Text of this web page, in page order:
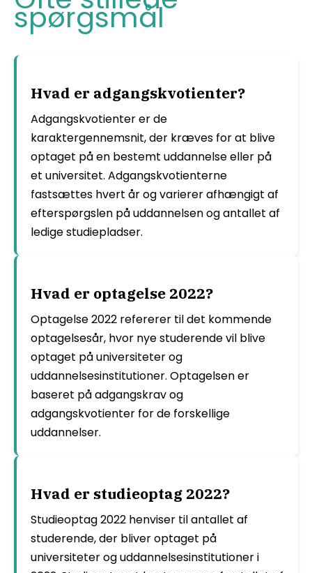
spørgsmål
Hvad er adgangskvotienter?
Adgangskvotienter er de
karaktergennemsnit, der kræves for at blive
optaget på en bestemt uddannelse eller på
et universitet. Adgangskvotienterne
fastsættes hvert år og varierer afhængigt af
efterspørgslen på uddannelsen og antallet af
ledige studiepladser.
Hvad er optagelse 2022?
Optagelse 2022 refererer til det kommende
optagelsesår, hvor nye studerende vil blive
optaget på universiteter og
uddannelsesinstitutioner. Optagelsen er
baseret på adgangskrav og
adgangskvotienter for de forskellige
uddannelser.
Hvad er studieoptag 2022?
Studieoptag 2022 henviser til antallet af
studerende, der bliver optaget på
universiteter og uddannelsesinstitutioner i